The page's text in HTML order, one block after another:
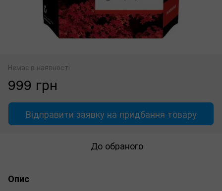
Немає в наявності
999 грн
Відправити заявку на придбання товару
До обраного
Опис